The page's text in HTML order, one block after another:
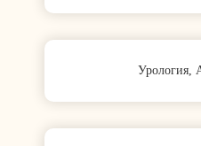
Урология,